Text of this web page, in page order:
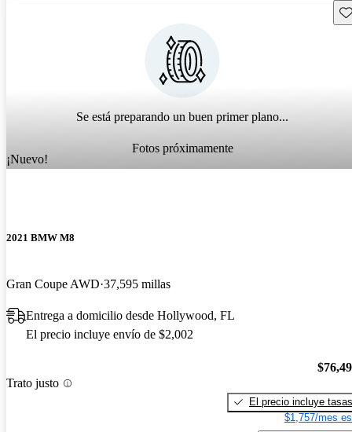
Se está preparando un buen primer plano...
Fotos próximamente
¡Nuevo!
2021 BMW M8
Gran Coupe AWD 37,595 millas
Entrega a domicilio desde Hollywood, FL
El precio incluye envío de $2,002
Trato justo
El precio incluye tasas
$1,757/mes